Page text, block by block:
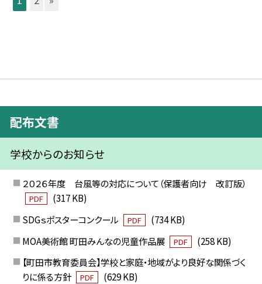
配布文書
学校からのお知らせ
２０２６年度 台風等の対応について（保護者向け 改訂版）
PDF
(317 KB)
SDGｓポスターコンクール
PDF
(734 KB)
MOA美術館 町田みんなの児童作品展
PDF
(258 KB)
【町田市教育委員会】学校と家庭・地域がより良好な関係づく
りに係る方針
PDF (629 KB)